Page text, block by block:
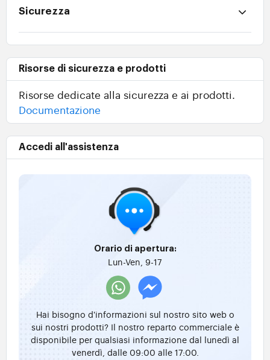
Sicurezza
Risorse di sicurezza e prodotti
Risorse dedicate alla sicurezza e ai prodotti.
Documentazione
Accedi all'assistenza
Orario di apertura:
Lun-Ven, 9-17
Hai bisogno d'informazioni sul nostro sito web o
sui nostri prodotti? Il nostro reparto commerciale è
disponibile per qualsiasi informazione dal lunedì al
venerdì, dalle 09:00 alle 17:00.